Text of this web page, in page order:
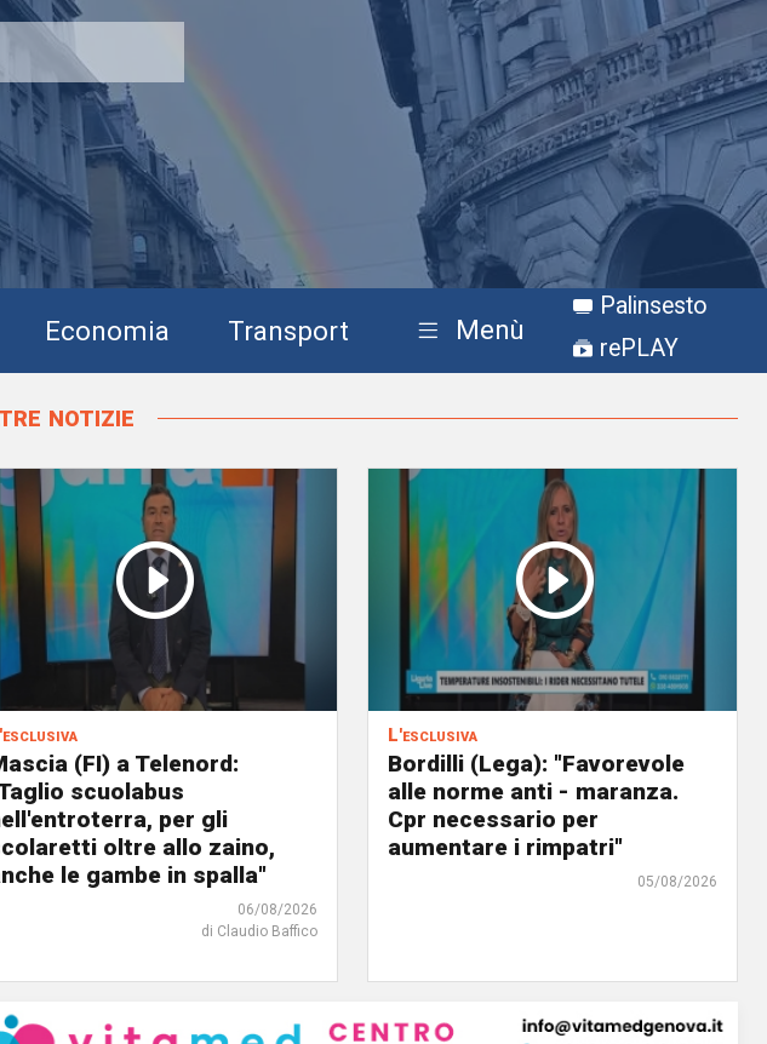
Economia Transport Menù
Palinsesto
rePLAY
notizie
(FI) a Telenord:
scuolabus
per gli
oltre allo zaino,
le gambe in spalla"
06/08/2026
di Claudio Baffico
L'esclusiva
Bordilli (Lega): "Favorevole
alle norme anti - maranza.
Cpr necessario per
aumentare i rimpatri"
05/08/2026